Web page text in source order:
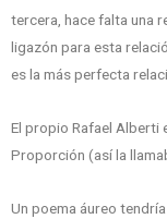
tercera, hace falta una
ligazón para esta
es la más perfecta
El propio Rafael Alberti
Proporción (así la
Un poema áureo